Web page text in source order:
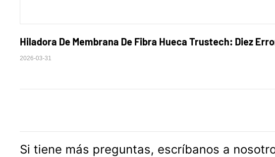
Hiladora De Membrana De Fibra Hueca Trustech: Diez
2026-03-31
Si tiene más preguntas, escríbanos a